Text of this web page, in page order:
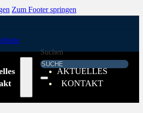
Zum Footer springen
Suchen
AKTUELLES
KONTAKT